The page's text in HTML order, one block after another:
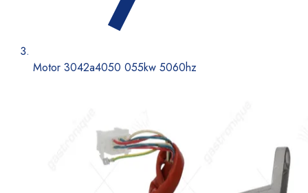
Motor 3042a4050 055kw 5060hz